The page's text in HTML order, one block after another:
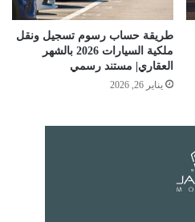
طريقة حساب رسوم تسجيل ونقل
ملكية السيارات 2026 بالشهر
العقاري| مستند رسمي
يناير 26, 2026